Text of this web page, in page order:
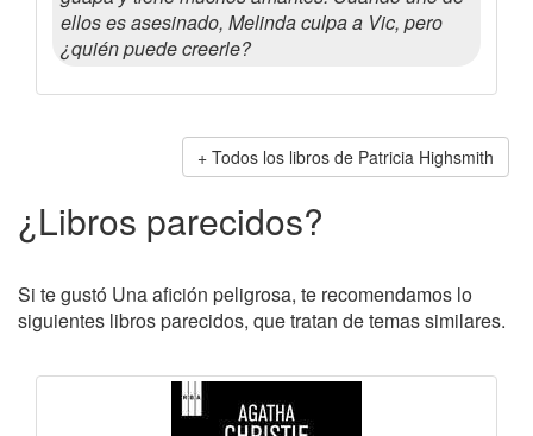
ellos es asesinado, Melinda culpa a Vic, pero
¿quién puede creerle?
Todos los libros de Patricia Highsmith
¿Libros parecidos?
Si te gustó Una afición peligrosa, te recomendamos lo
siguientes libros parecidos, que tratan de temas similares.